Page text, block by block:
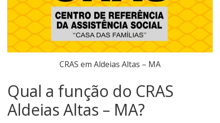
CRAS em Aldeias Altas – MA
Qual a função do CRAS
Aldeias Altas – MA?